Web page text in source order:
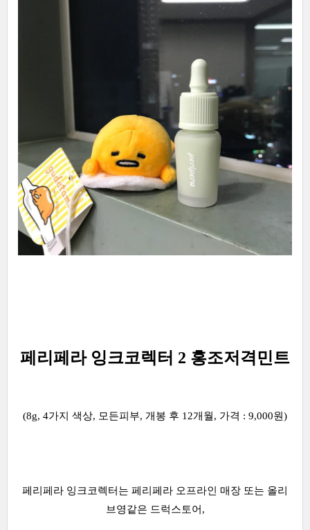
페리페라 잉크코렉터 2 홍조저격민트
(8g, 4가지 색상, 모든피부, 개봉 후 12개월, 가격 : 9,000원)
페리페라 잉크코렉터는 페리페라 오프라인 매장 또는 올리
브영같은 드럭스토어,